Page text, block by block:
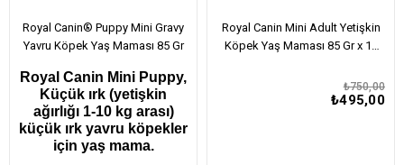
Royal Canin® Puppy Mini Gravy
Yavru Köpek Yaş Maması 85 Gr
Royal Canin Mini Puppy,
Küçük ırk (yetişkin
ağırlığı 1-10 kg arası)
küçük ırk yavru köpekler
için yaş mama.
Royal Canin Mini Adult Yetişkin
Köpek Yaş Maması 85 Gr x 12
₺495,00
₺750,00